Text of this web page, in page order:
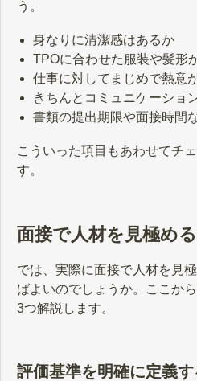
う。
身なりに清潔感はあるか
TPOに合わせた服装や髪形
仕事に対してまじめで熱意
きちんとコミュニケーショ
書類の提出期限や面接時間
こういった項目もあわせてチ
す。
面接で人材を見極め
では、実際に面接で人材を見
ばよいのでしょうか。ここか
3つ解説します。
評価基準を明確に定義す